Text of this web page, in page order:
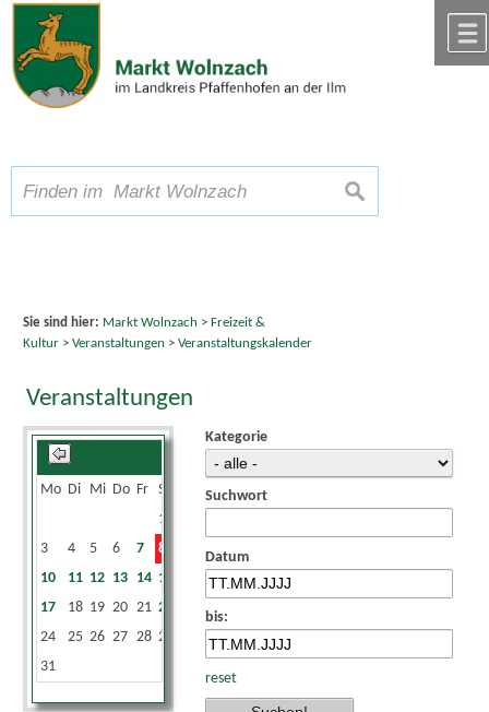
Zum Inhalt,zur Navigation
Schriftgröße A A A suchen
Sie sind hier: Markt Wolnzach > Freizeit &
Kultur> Veranstaltungen > Veranstaltungskalender
Veranstaltungen
Mo Di Mi Do Fr Sa
1
3
4 5 6 7 8
10
11 12 13 14 15
17
18 19 20 21 22
24
25 26 27 28 29
31
Kategorie
Suchwort
Datum
bis:
reset